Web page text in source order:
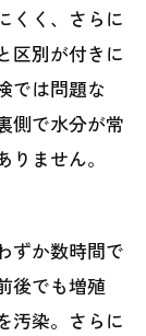
くく、さらに
区別が付きに
では問題な
側で水分が常
ません。
ずか数時間で
後でも増殖
汚染。さらに